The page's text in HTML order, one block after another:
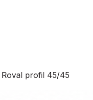
Roval profil 45/45